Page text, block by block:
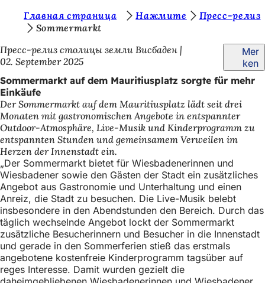
Inhalt anspringen
e
b
e
f
i
n
d
e
n
s
i
c
h
Главная страница Нажмите
Пресс-релиз
Sommermarkt
Пресс-релиз столицы земли Висбаден
02. September 2025
Mer
ken
Sommermarkt auf dem Mauritiusplatz sorgte für mehr
Einkäufe
Der Sommermarkt auf dem Mauritiusplatz lädt seit drei
Monaten mit gastronomischen Angebote in entspannter
Outdoor-Atmosphäre, Live-Musik und Kinderprogramm zu
entspannten Stunden und gemeinsamem Verweilen im
Herzen der Innenstadt ein.
„Der Sommermarkt bietet für Wiesbadenerinnen und
Wiesbadener sowie den Gästen der Stadt ein zusätzliches
Angebot aus Gastronomie und Unterhaltung und einen
Anreiz, die Stadt zu besuchen. Die Live-Musik belebt
insbesondere in den Abendstunden den Bereich. Durch das
täglich wechselnde Angebot lockt der Sommermarkt
zusätzliche Besucherinnern und Besucher in die Innenstadt
und gerade in den Sommerferien stieß das erstmals
angebotene kostenfreie Kinderprogramm tagsüber auf
reges Interesse. Damit wurden gezielt die